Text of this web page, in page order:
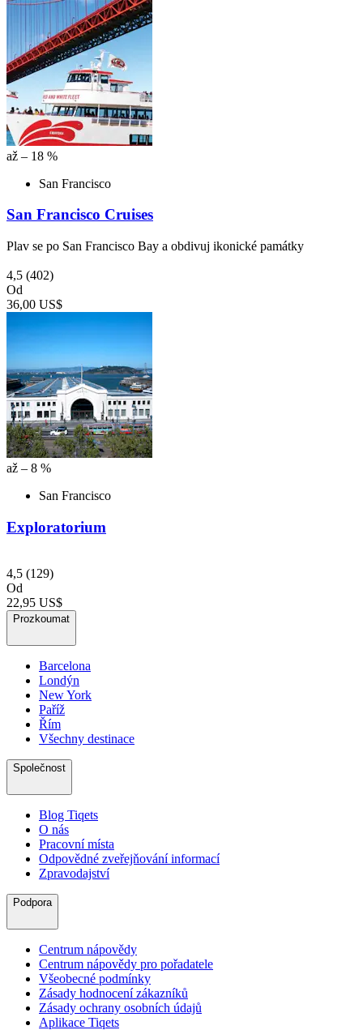
až – 18 %
San Francisco
San Francisco Cruises
Plav se po San Francisco Bay a obdivuj ikonické památky
4,5 (402)
Od
36,00 US$
až – 8 %
San Francisco
Exploratorium
4,5 (129)
Od
22,95 US$
Prozkoumat
Barcelona
Londýn
New York
Paříž
Řím
Všechny destinace
Společnost
Blog Tiqets
O nás
Pracovní místa
Odpovědné zveřejňování informací
Zpravodajství
Podpora
Centrum nápovědy
Centrum nápovědy pro pořadatele
Všeobecné podmínky
Zásady hodnocení zákazníků
Zásady ochrany osobních údajů
Aplikace Tiqets